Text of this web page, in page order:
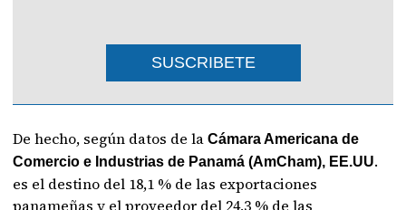
SUSCRIBETE
De hecho, según datos de laCámara Americana de
Comercio e Industrias de Panamá (AmCham), EE.UU.
es el destino del 18,1 % de las exportaciones
panameñas y el proveedor del 24,3 % de las